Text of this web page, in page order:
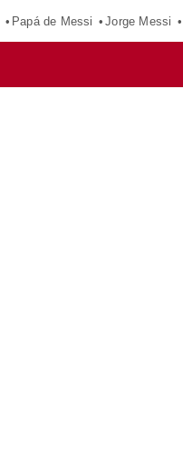
Papá de Messi Jorge Messi